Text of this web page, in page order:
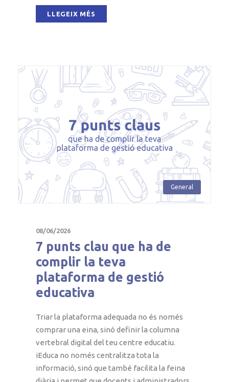
LLEGEIX MÉS
General
08/06/2026
7 punts clau que ha de
complir la teva
plataforma de gestió
educativa
Triar la plataforma adequada no és només
comprar una eina, sinó definir la columna
vertebral digital del teu centre educatiu.
iEduca no només centralitza tota la
informació, sinó que també facilita la feina